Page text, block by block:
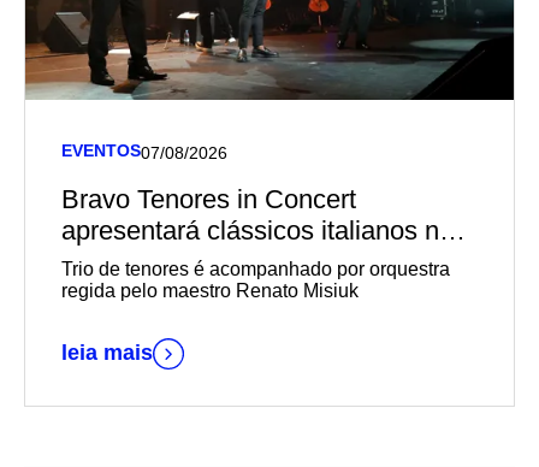
EVENTOS07/08/2026
Bravo Tenores in Concert
apresentará clássicos italianos no
Teatro Univates
Trio de tenores é acompanhado por orquestra
regida pelo maestro Renato Misiuk
leia mais